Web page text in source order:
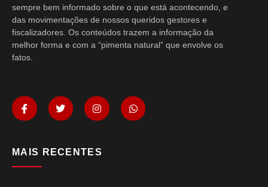
sempre bem informado sobre o que está acontecendo, e
das movimentações de nossos queridos gestores e
fiscalizadores. Os conteúdos trazem a informação da
melhor forma e com a “pimenta natural” que envolve os
fatos.
MAIS RECENTES